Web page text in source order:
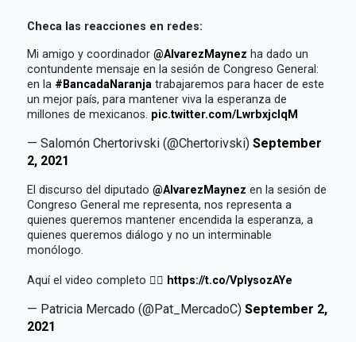
Checa las reacciones en redes:
Mi amigo y coordinador @AlvarezMaynez ha dado un
contundente mensaje en la sesión de Congreso General:
en la #BancadaNaranjatrabajaremos para hacer de este
un mejor país, para mantener viva la esperanza de
millones de mexicanos. pic.twitter.com/LwrbxjclqM
— Salomón Chertorivski (@Chertorivski) September
2, 2021
El discurso del diputado @AlvarezMaynez en la sesión de
Congreso General me representa, nos representa a
quienes queremos mantener encendida la esperanza, a
quienes queremos diálogo y no un interminable
monólogo.
Aquí el video completo 👇🏽 https://t.co/VplysozAYe
— Patricia Mercado (@Pat_MercadoC) September 2,
2021